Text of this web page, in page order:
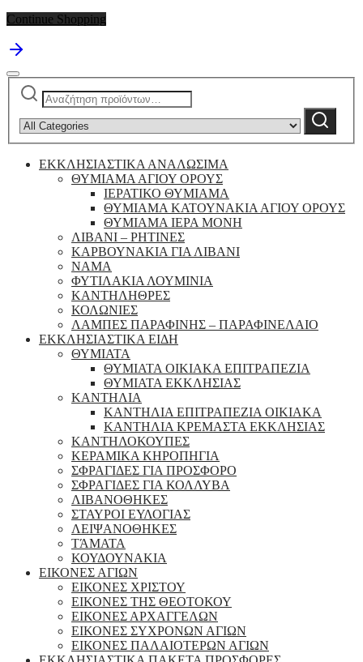
Continue Shopping
Αναζήτηση
για:
category:
Αναζήτηση
ΕΚΚΛΗΣΙΑΣΤΙΚΑ ΑΝΑΛΩΣΙΜΑ
ΘΥΜΙΑΜΑ ΑΓΙΟΥ ΟΡΟΥΣ
ΙΕΡΑΤΙΚΟ ΘΥΜΙΑΜΑ
ΘΥΜΙΑΜΑ ΚΑΤΟΥΝΑΚΙΑ ΑΓΙΟΥ ΟΡΟΥΣ
ΘΥΜΙΑΜΑ ΙΕΡΑ ΜΟΝΗ
ΛΙΒΑΝΙ – ΡΗΤΙΝΕΣ
ΚΑΡΒΟΥΝΑΚΙΑ ΓΙΑ ΛΙΒΑΝΙ
ΝΑΜΑ
ΦΥΤΙΛΑΚΙΑ ΛΟΥΜΙΝΙΑ
ΚΑΝΤΗΛΗΘΡΕΣ
ΚΟΛΩΝΙΕΣ
ΛΑΜΠΕΣ ΠΑΡΑΦΙΝΗΣ – ΠΑΡΑΦΙΝΕΛΑΙΟ
ΕΚΚΛΗΣΙΑΣΤΙΚΑ ΕΙΔΗ
ΘΥΜΙΑΤΑ
ΘΥΜΙΑΤΑ ΟΙΚΙΑΚΑ ΕΠΙΤΡΑΠΕΖΙΑ
ΘΥΜΙΑΤΑ ΕΚΚΛΗΣΙΑΣ
ΚΑΝΤΗΛΙΑ
ΚΑΝΤΗΛΙΑ ΕΠΙΤΡΑΠΕΖΙΑ ΟΙΚΙΑΚΑ
ΚΑΝΤΗΛΙΑ ΚΡΕΜΑΣΤΑ ΕΚΚΛΗΣΙΑΣ
ΚΑΝΤΗΛΟΚΟΥΠΕΣ
ΚΕΡΑΜΙΚΑ ΚΗΡΟΠΗΓΙΑ
ΣΦΡΑΓΙΔΕΣ ΓΙΑ ΠΡΟΣΦΟΡΟ
ΣΦΡΑΓΙΔΕΣ ΓΙΑ ΚΟΛΛΥΒΑ
ΛΙΒΑΝΟΘΗΚΕΣ
ΣΤΑΥΡΟΙ ΕΥΛΟΓΙΑΣ
ΛΕΙΨΑΝΟΘΗΚΕΣ
ΤΆΜΑΤΑ
ΚΟΥΔΟΥΝΑΚΙΑ
ΕΙΚΟΝΕΣ ΑΓΙΩΝ
ΕΙΚΟΝΕΣ ΧΡΙΣΤΟΥ
ΕΙΚΟΝΕΣ ΤΗΣ ΘΕΟΤΟΚΟΥ
ΕΙΚΟΝΕΣ ΑΡΧΑΓΓΕΛΩΝ
ΕΙΚΟΝΕΣ ΣΥΧΡΟΝΩΝ ΑΓΙΩΝ
ΕΙΚΟΝΕΣ ΠΑΛΑΙΟΤΕΡΩΝ ΑΓΙΩΝ